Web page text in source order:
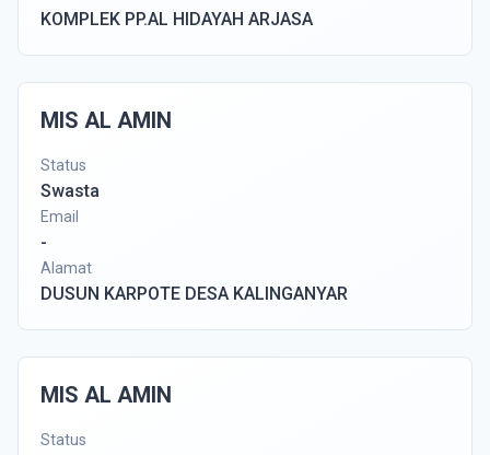
KOMPLEK PP.AL HIDAYAH ARJASA
MIS AL AMIN
Status
Swasta
Email
-
Alamat
DUSUN KARPOTE DESA KALINGANYAR
MIS AL AMIN
Status